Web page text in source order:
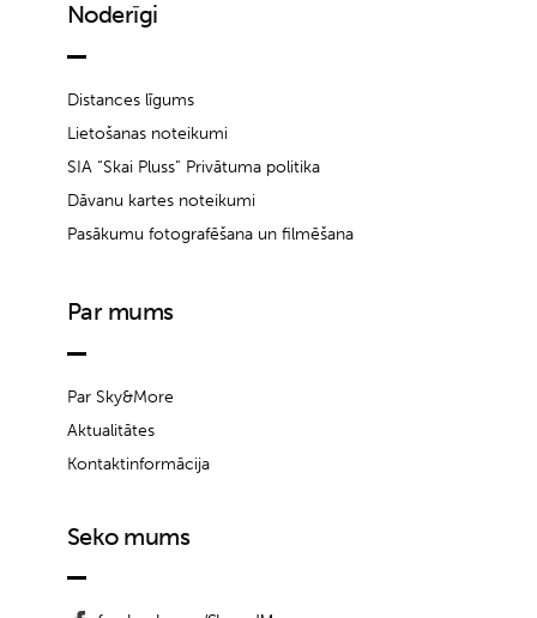
Noderīgi
Distances līgums
Lietošanas noteikumi
SIA “Skai Pluss” Privātuma politika
Dāvanu kartes noteikumi
Pasākumu fotografēšana un filmēšana
Par mums
Par Sky&More
Aktualitātes
Kontaktinformācija
Seko mums